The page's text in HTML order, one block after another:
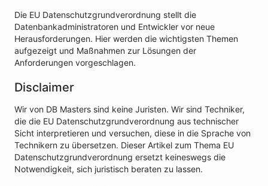
Die EU Datenschutzgrundverordnung stellt die
Datenbankadministratoren und Entwickler vor neue
Herausforderungen. Hier werden die wichtigsten Themen
aufgezeigt und Maßnahmen zur Lösungen der
Anforderungen vorgeschlagen.
Disclaimer
Wir von DB Masters sind keine Juristen. Wir sind Techniker,
die die EU Datenschutzgrundverordnung aus technischer
Sicht interpretieren und versuchen, diese in die Sprache von
Technikern zu übersetzen. Dieser Artikel zum Thema EU
Datenschutzgrundverordnung ersetzt keineswegs die
Notwendigkeit, sich juristisch beraten zu lassen.